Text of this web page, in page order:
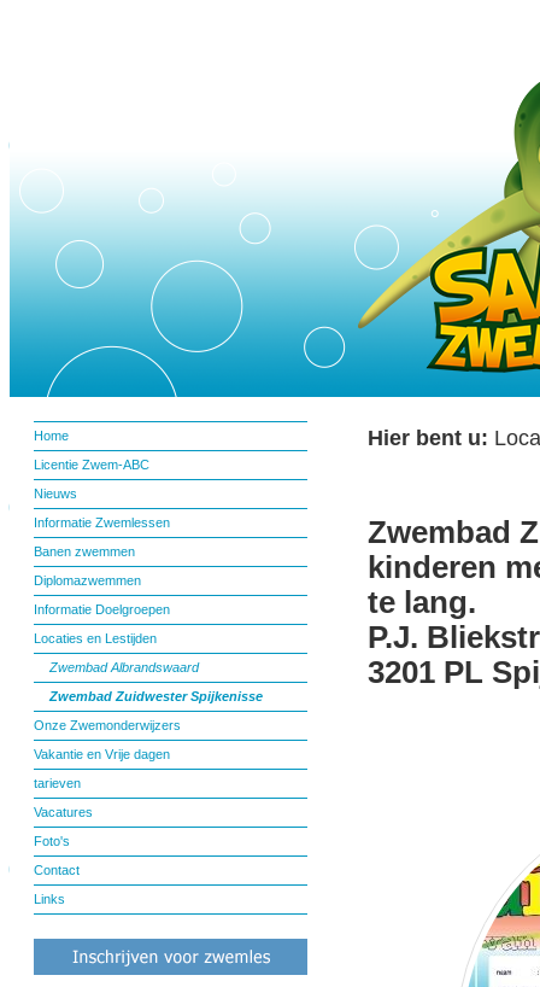
Home
Licentie Zwem-ABC
Nieuws
Informatie Zwemlessen
Banen zwemmen
Diplomazwemmen
Informatie Doelgroepen
Locaties en Lestijden
Zwembad Albrandswaard
Zwembad Zuidwester Spijkenisse
Onze Zwemonderwijzers
Vakantie en Vrije dagen
tarieven
Vacatures
Foto's
Contact
Links
Hier bent u:
Zwembad
kinderen
te lang.
P.J.
3201 PL